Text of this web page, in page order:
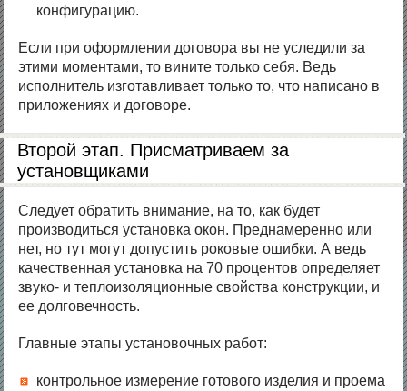
конфигурацию.
Если при оформлении договора вы не уследили за
этими моментами, то вините только себя. Ведь
исполнитель изготавливает только то, что написано в
приложениях и договоре.
Второй этап. Присматриваем за
установщиками
Следует обратить внимание, на то, как будет
производиться установка окон. Преднамеренно или
нет, но тут могут допустить роковые ошибки. А ведь
качественная установка на 70 процентов определяет
звуко- и теплоизоляционные свойства конструкции, и
ее долговечность.
Главные этапы установочных работ:
контрольное измерение готового изделия и проема